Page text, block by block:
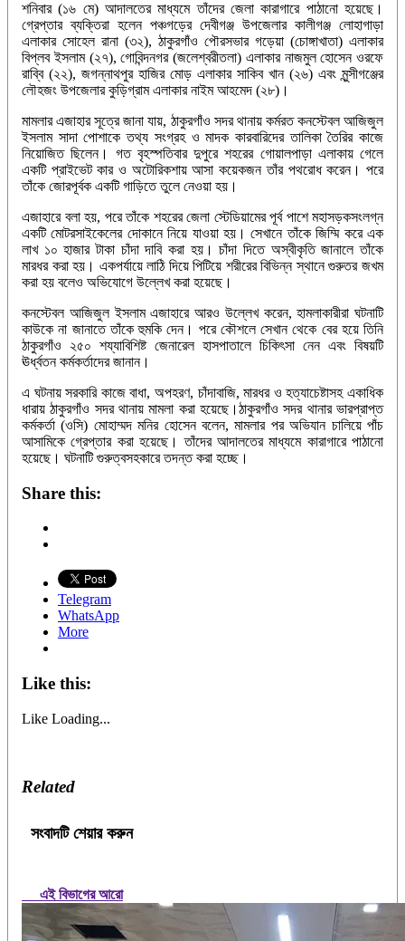
শনিবার (১৬ মে) আদালতের মাধ্যমে তাঁদের জেলা কারাগারে পাঠানো হয়েছে।
গ্রেপ্তার ব্যক্তিরা হলেন পঞ্চগড়ের দেবীগঞ্জ উপজেলার কালীগঞ্জ লোহাগাড়া
এলাকার সোহেল রানা (৩২), ঠাকুরগাঁও পৌরসভার গড়েয়া (চোঙ্গাখাতা) এলাকার
বিপ্লব ইসলাম (২৭), গোবিন্দনগর (জলেশ্বরীতলা) এলাকার নাজমুল হোসেন ওরফে
রাব্বি (২২), জগন্নাথপুর হাজির মোড় এলাকার সাকিব খান (২৬) এবং মুন্সীগঞ্জের
লৌহজং উপজেলার কুড়িগ্রাম এলাকার নাইম আহমেদ (২৮)।
মামলার এজাহার সূত্রে জানা যায়, ঠাকুরগাঁও সদর থানায় কর্মরত কনস্টেবল আজিজুল
ইসলাম সাদা পোশাকে তথ্য সংগ্রহ ও মাদক কারবারিদের তালিকা তৈরির কাজে
নিয়োজিত ছিলেন। গত বৃহস্পতিবার দুপুরে শহরের গোয়ালপাড়া এলাকায় গেলে
একটি প্রাইভেট কার ও অটোরিকশায় আসা কয়েকজন তাঁর পথরোধ করেন। পরে
তাঁকে জোরপূর্বক একটি গাড়িতে তুলে নেওয়া হয়।
এজাহারে বলা হয়, পরে তাঁকে শহরের জেলা স্টেডিয়ামের পূর্ব পাশে মহাসড়কসংলগ্ন
একটি মোটরসাইকেলের দোকানে নিয়ে যাওয়া হয়। সেখানে তাঁকে জিম্মি করে এক
লাখ ১০ হাজার টাকা চাঁদা দাবি করা হয়। চাঁদা দিতে অস্বীকৃতি জানালে তাঁকে
মারধর করা হয়। একপর্যায়ে লাঠি দিয়ে পিটিয়ে শরীরের বিভিন্ন স্থানে গুরুতর জখম
করা হয় বলেও অভিযোগে উল্লেখ করা হয়েছে।
কনস্টেবল আজিজুল ইসলাম এজাহারে আরও উল্লেখ করেন, হামলাকারীরা ঘটনাটি
কাউকে না জানাতে তাঁকে হুমকি দেন। পরে কৌশলে সেখান থেকে বের হয়ে তিনি
ঠাকুরগাঁও ২৫০ শয্যাবিশিষ্ট জেনারেল হাসপাতালে চিকিৎসা নেন এবং বিষয়টি
ঊর্ধ্বতন কর্মকর্তাদের জানান।
এ ঘটনায় সরকারি কাজে বাধা, অপহরণ, চাঁদাবাজি, মারধর ও হত্যাচেষ্টাসহ একাধিক
ধারায় ঠাকুরগাঁও সদর থানায় মামলা করা হয়েছে।ঠাকুরগাঁও সদর থানার ভারপ্রাপ্ত
কর্মকর্তা (ওসি) মোহাম্মদ মনির হোসেন বলেন, মামলার পর অভিযান চালিয়ে পাঁচ
আসামিকে গ্রেপ্তার করা হয়েছে। তাঁদের আদালতের মাধ্যমে কারাগারে পাঠানো
হয়েছে। ঘটনাটি গুরুত্বসহকারে তদন্ত করা হচ্ছে।
Share this:
Telegram
WhatsApp
More
Like this:
Like Loading...
Related
সংবাদটি শেয়ার করুন
এই বিভাগের আরো